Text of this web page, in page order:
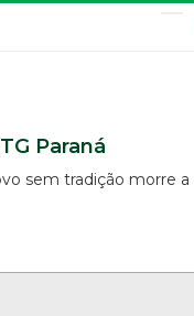
Paraná
sem tradição morre a